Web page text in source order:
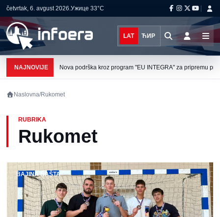
četvrtak, 6. avgust 2026.Ужице 33°C
LAT ЋИР
NAJNOVIJE Nova podrška kroz program "EU INTEGRA" za pripremu
Naslovna/Rukomet
RUBRIKA
Rukomet
BAJINA BAŠTA